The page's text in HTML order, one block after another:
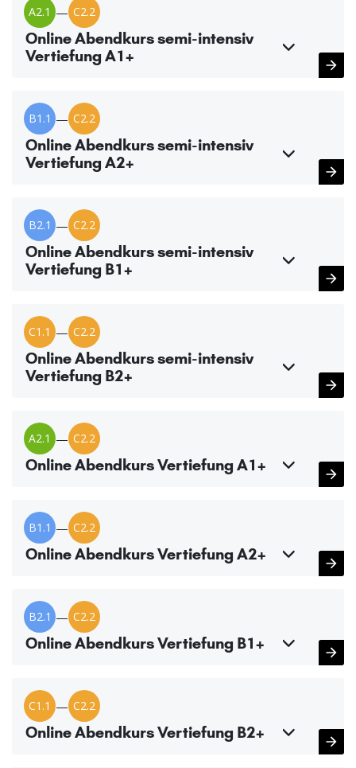
A2.1 — C2.2
Online Abendkurs semi-intensiv
Vertiefung A1+
B1.1 — C2.2
Online Abendkurs semi-intensiv
Vertiefung A2+
B2.1 — C2.2
Online Abendkurs semi-intensiv
Vertiefung B1+
C1.1 — C2.2
Online Abendkurs semi-intensiv
Vertiefung B2+
A2.1 — C2.2
Online Abendkurs Vertiefung A1+
B1.1 — C2.2
Online Abendkurs Vertiefung A2+
B2.1 — C2.2
Online Abendkurs Vertiefung B1+
C1.1 — C2.2
Online Abendkurs Vertiefung B2+